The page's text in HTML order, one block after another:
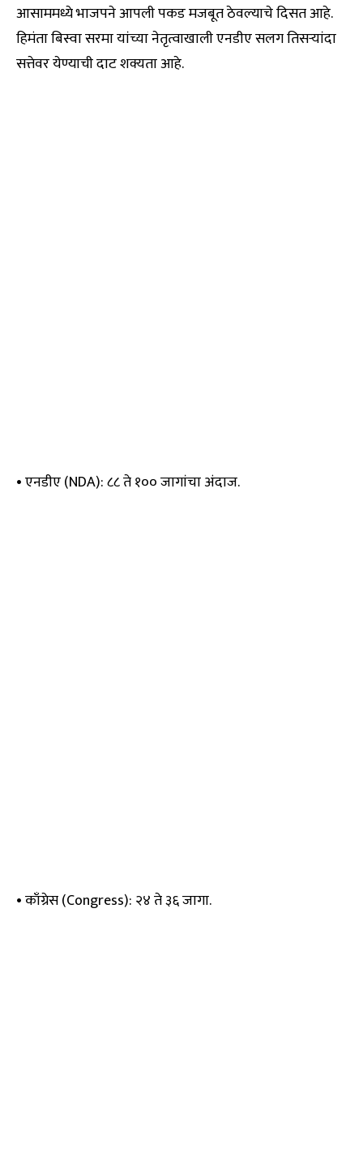
आसाममध्ये भाजपने आपली पकड मजबूत ठेवल्याचे दिसत आहे.
हिमंता बिस्वा सरमा यांच्या नेतृत्वाखाली एनडीए सलग तिसऱ्यांदा
सत्तेवर येण्याची दाट शक्यता आहे.
• एनडीए (NDA): ८८ ते १०० जागांचा अंदाज.
• काँग्रेस (Congress): २४ ते ३६ जागा.